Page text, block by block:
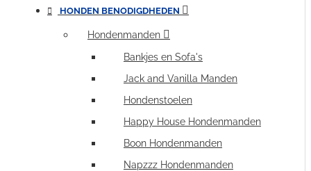
HONDEN BENODIGDHEDEN
Hondenmanden
Bankjes en Sofa's
Jack and Vanilla Manden
Hondenstoelen
Happy House Hondenmanden
Boon Hondenmanden
Napzzz Hondenmanden